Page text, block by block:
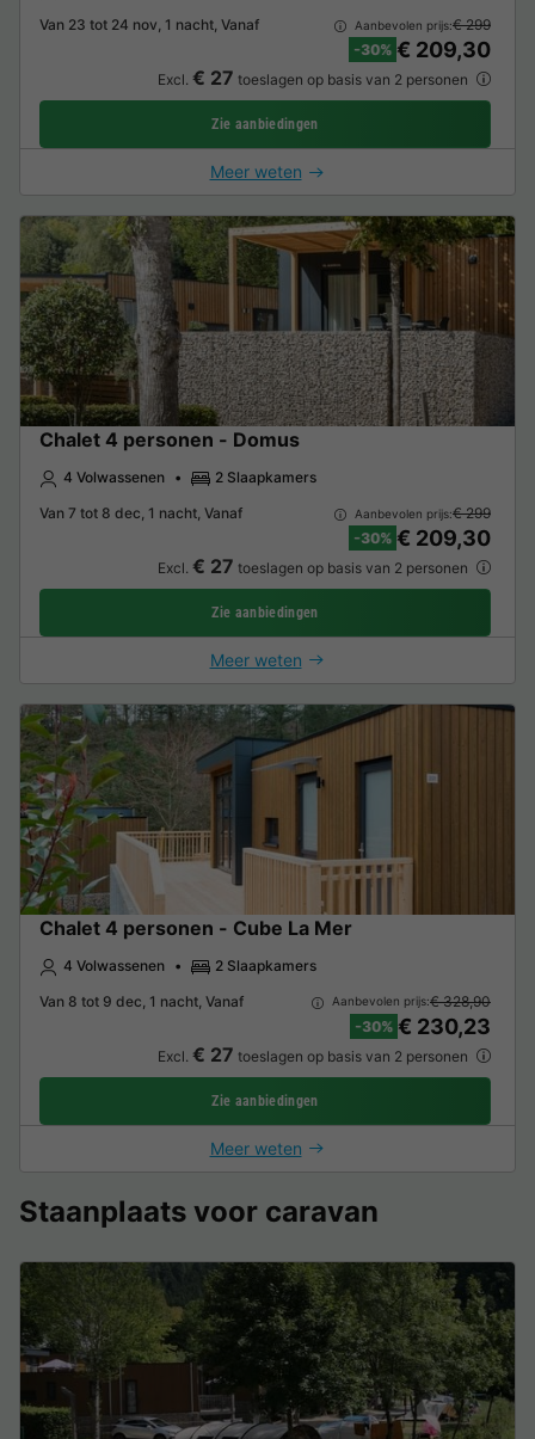
Van 23 tot 24 nov, 1 nacht, Vanaf
Aanbevolen prijs:€ 299
-30% € 209,30
Excl. € 27 toeslagen op basis van 2 personen
Zie aanbiedingen
Meer weten
Chalet 4 personen - Domus
4 Volwassenen
2 Slaapkamers
Van 7 tot 8 dec, 1 nacht, Vanaf
Aanbevolen prijs:€ 299
-30% € 209,30
Excl. € 27 toeslagen op basis van 2 personen
Zie aanbiedingen
Meer weten
Chalet 4 personen - Cube La Mer
4 Volwassenen
2 Slaapkamers
Van 8 tot 9 dec, 1 nacht, Vanaf
Aanbevolen prijs:€ 328,90
-30% € 230,23
Excl. € 27 toeslagen op basis van 2 personen
Zie aanbiedingen
Meer weten
Staanplaats voor caravan